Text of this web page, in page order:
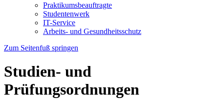
Praktikumsbeauftragte
Studentenwerk
IT-Service
Arbeits- und Gesundheitsschutz
Zum Seitenfuß springen
Studien- und
Prüfungsordnungen